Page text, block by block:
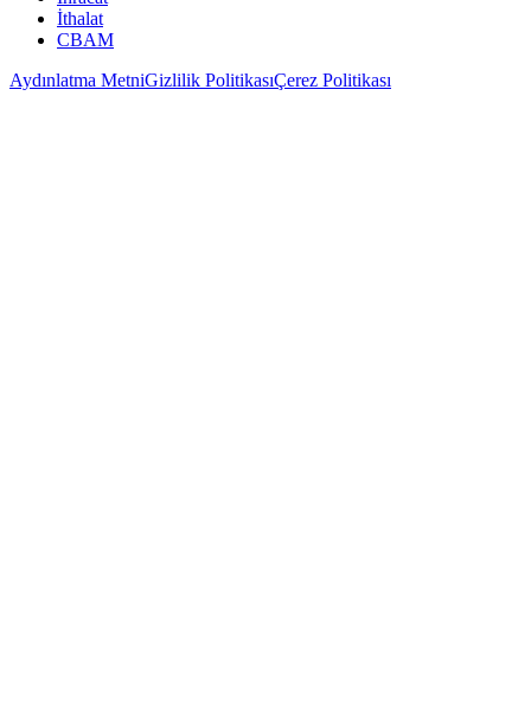
İthalat
CBAM
Aydınlatma MetniGizlilik PolitikasıÇerez Politikası